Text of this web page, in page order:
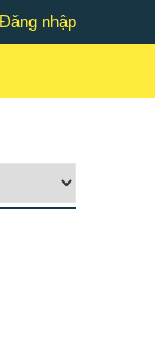
nhập